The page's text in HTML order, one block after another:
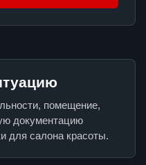
помещение,
документацию
для салона красоты.